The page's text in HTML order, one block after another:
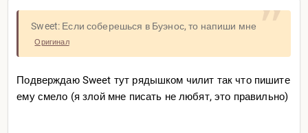
Sweet: Если соберешься в Буэнос, то напиши мне
Оригинал
Подверждаю Sweet тут рядышком чилит так что пишите
ему смело (я злой мне писать не любят, это правильно)